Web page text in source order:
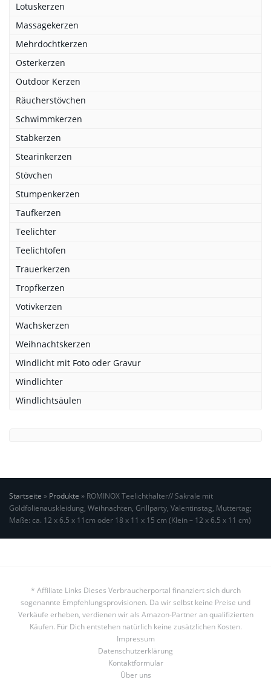
Lotuskerzen
Massagekerzen
Mehrdochtkerzen
Osterkerzen
Outdoor Kerzen
Räucherstövchen
Schwimmkerzen
Stabkerzen
Stearinkerzen
Stövchen
Stumpenkerzen
Taufkerzen
Teelichter
Teelichtofen
Trauerkerzen
Tropfkerzen
Votivkerzen
Wachskerzen
Weihnachtskerzen
Windlicht mit Foto oder Gravur
Windlichter
Windlichtsäulen
Startseite » Produkte » ROMINOX Teelichthalter// Sakrale mit
Goldfolienauskleidung, Weihnachten, Grillparty, Valentinstag, Muttertag;
Maße: ca. 12 x 6.5 x 11cm oder 18 x 11 x 15 cm (Klein – 12 x 6.5 x 11 cm)
* Affiliate Links Dieses Verbraucherportal finanziert sich durch
sogenannte Empfehlungsprovisionen. Da wir selbst keine Preise und
Verkäufe erheben, verdienen wir als Amazon-Partner an qualifizierten
Käufen. Für Dich entstehen natürlich keine zusätzlichen Kosten.
Impressum
Datenschutzerklärung
Kontaktformular
Über uns